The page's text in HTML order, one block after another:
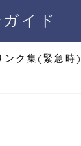
イド
ンク集(緊急時)